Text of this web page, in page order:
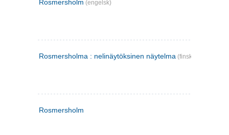
Rosmersholm (engelsk)
Rosmersholma : nelinäytöksinen näytelma (finsk)
Rosmersholm